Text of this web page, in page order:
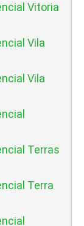
Vitoria
Vila
Vila
Terras
Terra